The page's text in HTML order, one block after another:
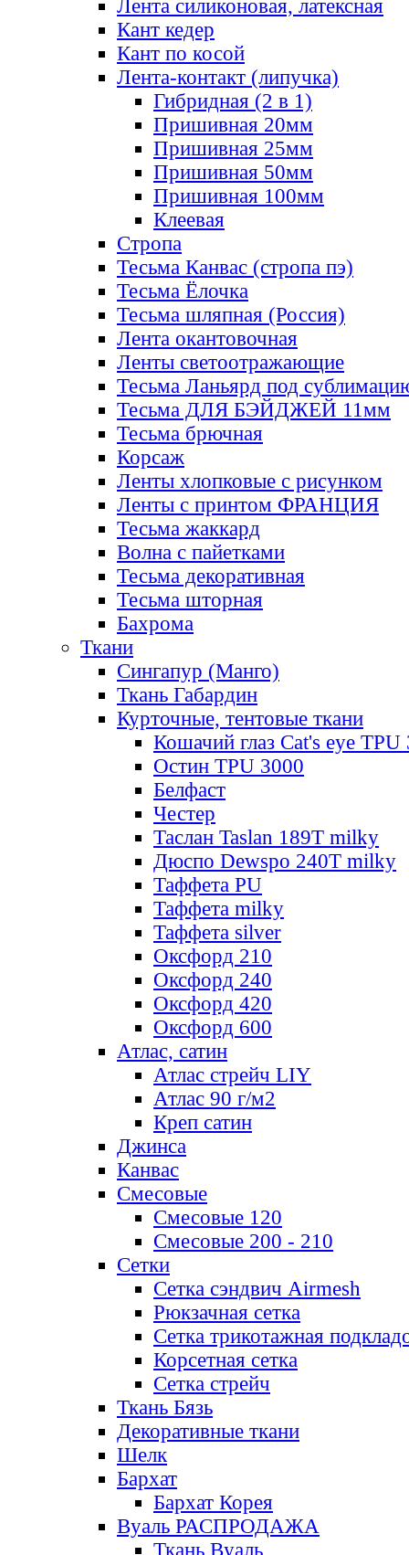
Лента силиконовая, латексная
Кант кедер
Кант по косой
Лента-контакт (липучка)
Гибридная (2 в 1)
Пришивная 20мм
Пришивная 25мм
Пришивная 50мм
Пришивная 100мм
Клеевая
Стропа
Тесьма Канвас (стропа пэ)
Тесьма Ёлочка
Тесьма шляпная (Россия)
Лента окантовочная
Ленты светоотражающие
Тесьма Ланьярд под
Тесьма ДЛЯ БЭЙДЖЕЙ 11мм
Тесьма брючная
Корсаж
Ленты хлопковые с рисунком
Ленты с принтом ФРАНЦИЯ
Тесьма жаккард
Волна с пайетками
Тесьма декоративная
Тесьма шторная
Бахрома
Ткани
Сингапур (Манго)
Ткань Габардин
Курточные, тентовые ткани
Кошачий глаз Cat's eye TPU
Остин TPU 3000
Белфаст
Честер
Таслан Taslan 189T milky
Дюспо Dewspo 240T milky
Таффета PU
Таффета milky
Таффета silver
Оксфорд 210
Оксфорд 240
Оксфорд 420
Оксфорд 600
Атлас, сатин
Атлас стрейч LIY
Атлас 90 г/м2
Креп сатин
Джинса
Канвас
Смесовые
Смесовые 120
Смесовые 200 - 210
Сетки
Сетка сэндвич Airmesh
Рюкзачная сетка
Сетка трикотажная
Корсетная сетка
Сетка стрейч
Ткань Бязь
Декоративные ткани
Шелк
Бархат
Бархат Корея
Вуаль РАСПРОДАЖА
Ткань Вуаль